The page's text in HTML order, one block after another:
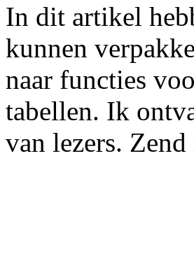
In dit artikel
kunnen
naar functies
tabellen. Ik
van lezers.